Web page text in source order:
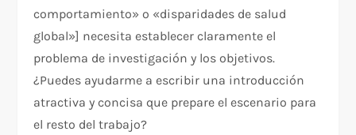
comportamiento» o «disparidades de salud
global»] necesita establecer claramente el
problema de investigación y los objetivos.
¿Puedes ayudarme a escribir una introducción
atractiva y concisa que prepare el escenario para
el resto del trabajo?